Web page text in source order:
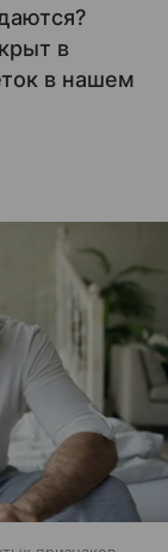
в
в нашем